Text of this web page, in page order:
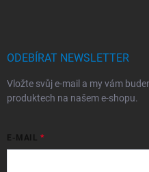
ODEBÍRAT NEWSLETTER
Vložte svůj e-mail a my vám
produktech na našem e-shopu.
E-MAIL